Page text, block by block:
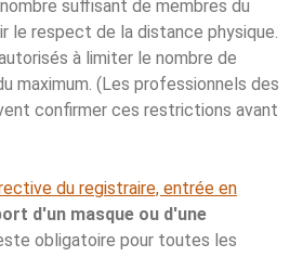
suffisant de membres du
le respect de la distance physique.
à limiter le nombre de
maximum. (Les professionnels des
confirmer ces restrictions avant
du registraire, entrée en
d'un masque ou d'une
obligatoire pour toutes les